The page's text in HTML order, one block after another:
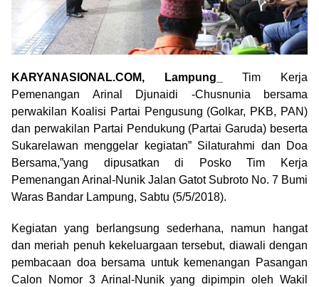
KARYANASIONAL.COM, Lampung_
Tim Kerja
Pemenangan Arinal Djunaidi -Chusnunia bersama
perwakilan Koalisi Partai Pengusung (Golkar, PKB, PAN)
dan perwakilan Partai Pendukung (Partai Garuda) beserta
Sukarelawan menggelar kegiatan” Silaturahmi dan Doa
Bersama,”yang dipusatkan di Posko Tim Kerja
Pemenangan Arinal-Nunik Jalan Gatot Subroto No. 7 Bumi
Waras Bandar Lampung, Sabtu (5/5/2018).
Kegiatan yang berlangsung sederhana, namun hangat
dan meriah penuh kekeluargaan tersebut, diawali dengan
pembacaan doa bersama untuk kemenangan Pasangan
Calon Nomor 3 Arinal-Nunik yang dipimpin oleh Wakil